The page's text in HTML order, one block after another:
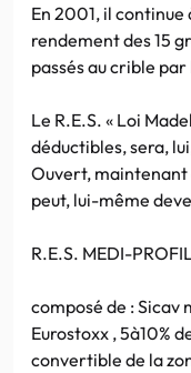
En 2001, il
rendement des 15
passés au crible
Le R.E.S. « Loi
déductibles, sera,
Ouvert, maintenant
peut, lui-même
R.E.S. MEDI-
composé de : Sicav
Eurostoxx , 5à10%
convertible de la